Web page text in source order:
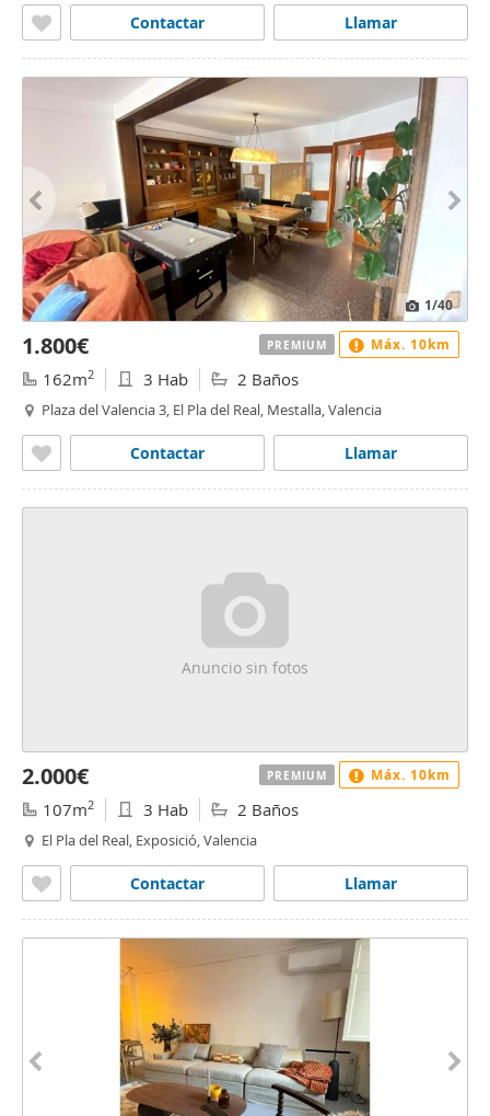
Llamar
Contactar
1/40
1.800€
162m2 3 Hab 2 Baños
Plaza del Valencia 3, El Pla del Real, Mestalla, Valencia
Llamar
Contactar
PREMIUM Máx. 10km
Anuncio sin fotos
2.000€
107m2 3 Hab 2 Baños
El Pla del Real, Exposició, Valencia
Llamar
Contactar
PREMIUM Máx. 10km